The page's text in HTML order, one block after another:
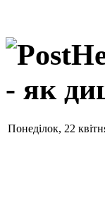
- як
Понеділок, 22